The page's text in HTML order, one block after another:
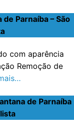
Parnaíba – São
com aparência
Remoção de
de Parnaíba